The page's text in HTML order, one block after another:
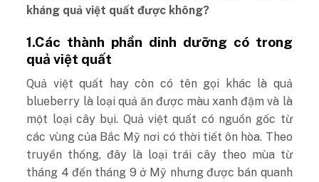
kháng quả việt quất được không?
1.Các thành phần dinh dưỡng có trong
quả việt quất
Quả việt quất hay còn có tên gọi khác là quả
blueberry là loại quả ăn được màu xanh đậm và là
một loại cây bụi. Quả việt quất có nguồn gốc từ
các vùng của Bắc Mỹ nơi có thời tiết ôn hòa. Theo
truyền thống, đây là loại trái cây theo mùa từ
tháng 4 đến tháng 9 ở Mỹ nhưng được bán quanh